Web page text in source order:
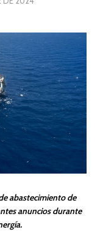
abastecimiento de
anuncios durante